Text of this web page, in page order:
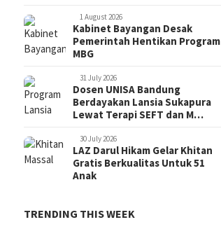
1 August 2026
Kabinet Bayangan Desak
Pemerintah Hentikan Program
MBG
31 July 2026
Dosen UNISA Bandung
Berdayakan Lansia Sukapura
Lewat Terapi SEFT dan M…
30 July 2026
LAZ Darul Hikam Gelar Khitan
Gratis Berkualitas Untuk 51
Anak
TRENDING THIS WEEK